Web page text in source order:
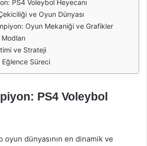
PS4 Voleybol Heyecanı
ve Oyun Dünyası
Oyun Mekaniği ve Grafikler
ve Strateji
Süreci
PS4 Voleybol
oyun dünyasının en dinamik ve